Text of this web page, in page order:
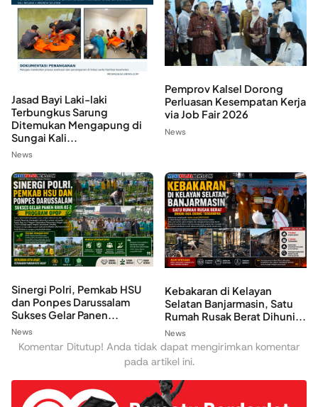
Jasad Bayi Laki-laki
Terbungkus Sarung
Ditemukan Mengapung di
Sungai Kali...
News
Pemprov Kalsel Dorong
Perluasan Kesempatan Kerja
via Job Fair 2026
News
Sinergi Polri, Pemkab HSU
dan Ponpes Darussalam
Sukses Gelar Panen...
News
Kebakaran di Kelayan
Selatan Banjarmasin, Satu
Rumah Rusak Berat Dihuni...
News
Komentar Ditutup! Anda tidak dapat mengirimkan komentar
pada artikel ini.